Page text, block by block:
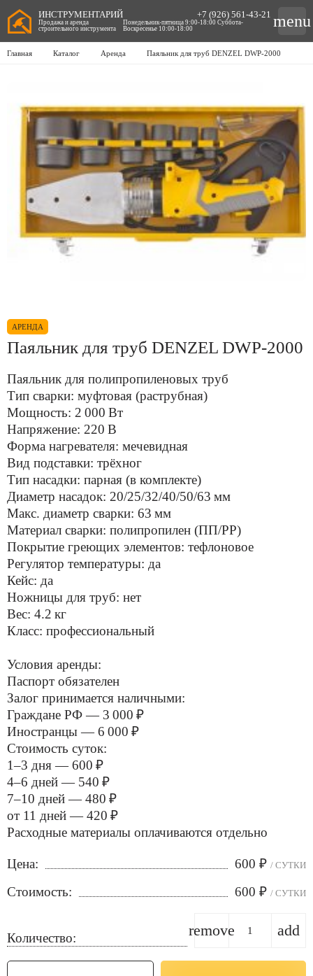
Главная Каталог Аренда Паяльник для труб DENZEL DWP-2000
АРЕНДА
Паяльник для труб DENZEL DWP-2000
Паяльник для полипропиленовых труб
Тип сварки: муфтовая (раструбная)
Мощность: 2 000 Вт
Напряжение: 220 В
Форма нагревателя: мечевидная
Вид подставки: трёхног
Тип насадки: парная (в комплекте)
Диаметр насадок: 20/25/32/40/50/63 мм
Макс. диаметр сварки: 63 мм
Материал сварки: полипропилен (ПП/PP)
Покрытие греющих элементов: тефлоновое
Регулятор температуры: да
Кейс: да
Ножницы для труб: нет
Вес: 4.2 кг
Класс: профессиональный
Условия аренды:
Паспорт обязателен
Залог принимается наличными:
Граждане РФ — 3 000 ₽
Иностранцы — 6 000 ₽
Стоимость суток:
1–3 дня — 600 ₽
4–6 дней — 540 ₽
7–10 дней — 480 ₽
от 11 дней — 420 ₽
Расходные материалы оплачиваются отдельно
Цена: 600 ₽ / СУТКИ
Стоимость: 600 ₽ / СУТКИ
Количество: remove add
ИНСТРУМЕНТАРИЙ
Продажа и аренда
строительного инструмента
+7 (926) 561-43-21
Понедельник-пятница 9:00-18:00 Суббота-
Воскресенье 10:00-18:00
menu